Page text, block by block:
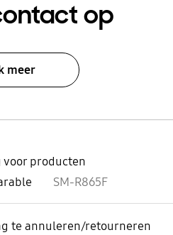
op
meer
producten
SM-R865F
te annuleren/retourneren